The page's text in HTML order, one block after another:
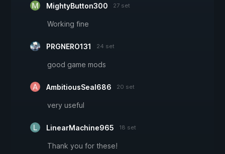
MightyButton300 27 set
Working fine
PRGNERO131 24 set
good game mods
AmbitiousSeal686 20 set
very useful
LinearMachine965 18 set
Thank you for these!